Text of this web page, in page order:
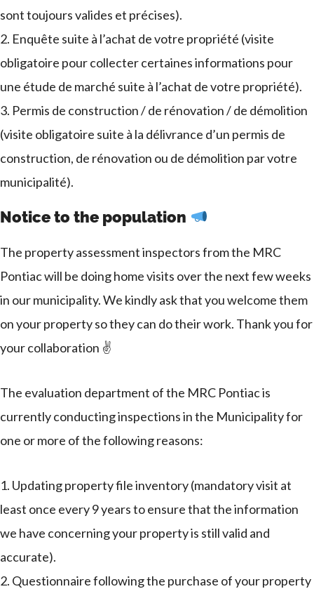
sont toujours valides et précises).
Enquête suite à l’achat de votre propriété (visite
obligatoire pour collecter certaines informations pour
une étude de marché suite à l’achat de votre propriété).
Permis de construction / de rénovation / de démolition
(visite obligatoire suite à la délivrance d’un permis de
construction, de rénovation ou de démolition par votre
municipalité).
Notice to the population
The property assessment inspectors from the MRC
Pontiac will be doing home visits over the next few weeks
in our municipality. We kindly ask that you welcome them
on your property so they can do their work. Thank you for
your collaboration ✌️
The evaluation department of the MRC Pontiac is
currently conducting inspections in the Municipality for
one or more of the following reasons:
Updating property file inventory (mandatory visit at
least once every 9 years to ensure that the information
we have concerning your property is still valid and
accurate).
Questionnaire following the purchase of your property